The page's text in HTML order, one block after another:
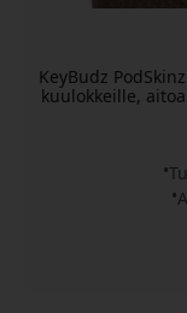
KeyBudz
kuulokkeille,